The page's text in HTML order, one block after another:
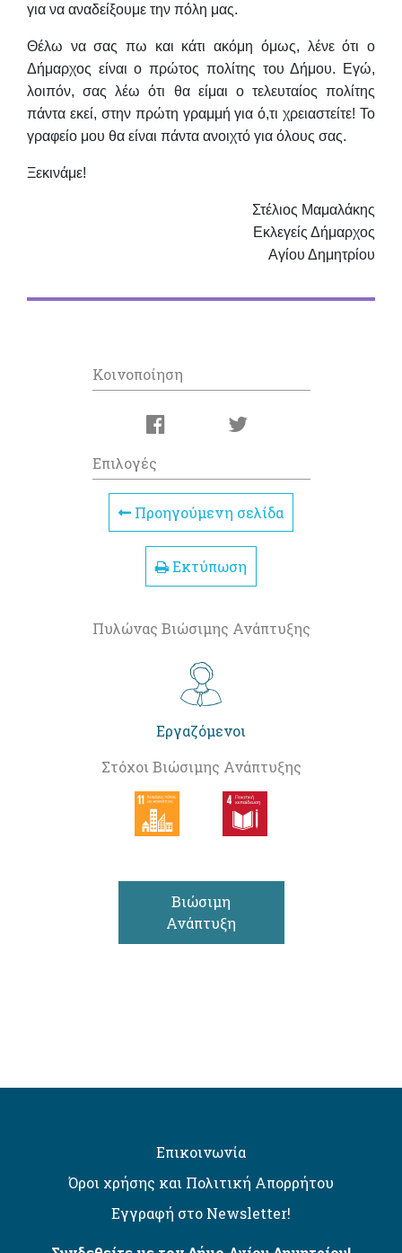
για να αναδείξουμε την πόλη μας.
Θέλω να σας πω και κάτι ακόμη όμως, λένε ότι ο
Δήμαρχος είναι ο πρώτος πολίτης του Δήμου. Εγώ,
λοιπόν, σας λέω ότι θα είμαι ο τελευταίος πολίτης
πάντα εκεί, στην πρώτη γραμμή για ό,τι χρειαστείτε! Το
γραφείο μου θα είναι πάντα ανοιχτό για όλους σας.
Ξεκινάμε!
Στέλιος Μαμαλάκης
Εκλεγείς Δήμαρχος
Αγίου Δημητρίου
Κοινοποίηση
Επιλογές
Προηγούμενη σελίδα
Εκτύπωση
Πυλώνας Βιώσιμης Ανάπτυξης
Εργαζόμενοι
Στόχοι Βιώσιμης Ανάπτυξης
Βιώσιμη
Ανάπτυξη
Επικοινωνία
Όροι χρήσης και Πολιτική Απορρήτου
Εγγραφή στο Newsletter!